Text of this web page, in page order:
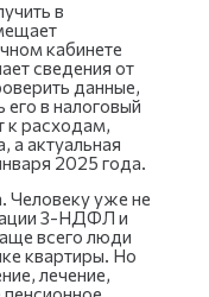
в
кабинете
сведения от
данные,
его в налоговый
к расходам,
а актуальная
2025 года.
Человеку уже не
3-НДФЛ и
всего люди
квартиры. Но
лечение,